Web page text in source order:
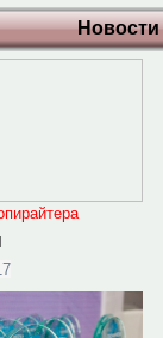
Новости